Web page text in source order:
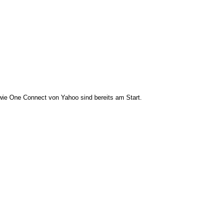
One Connect von Yahoo sind bereits am Start.